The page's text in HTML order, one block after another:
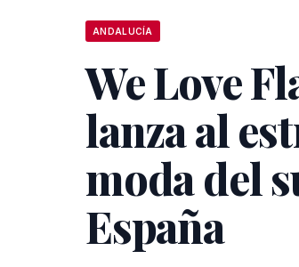
ANDALUCÍA
We Love
lanza al
moda del
España